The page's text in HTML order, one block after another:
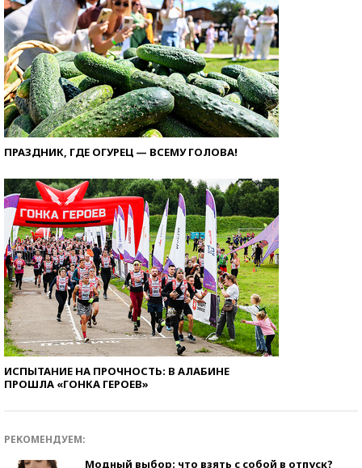
ПРАЗДНИК, ГДЕ ОГУРЕЦ — ВСЕМУ ГОЛОВА!
ИСПЫТАНИЕ НА ПРОЧНОСТЬ: В АЛАБИНЕ
ПРОШЛА «ГОНКА ГЕРОЕВ»
РЕКОМЕНДУЕМ:
Модный выбор: что взять с собой в отпуск?